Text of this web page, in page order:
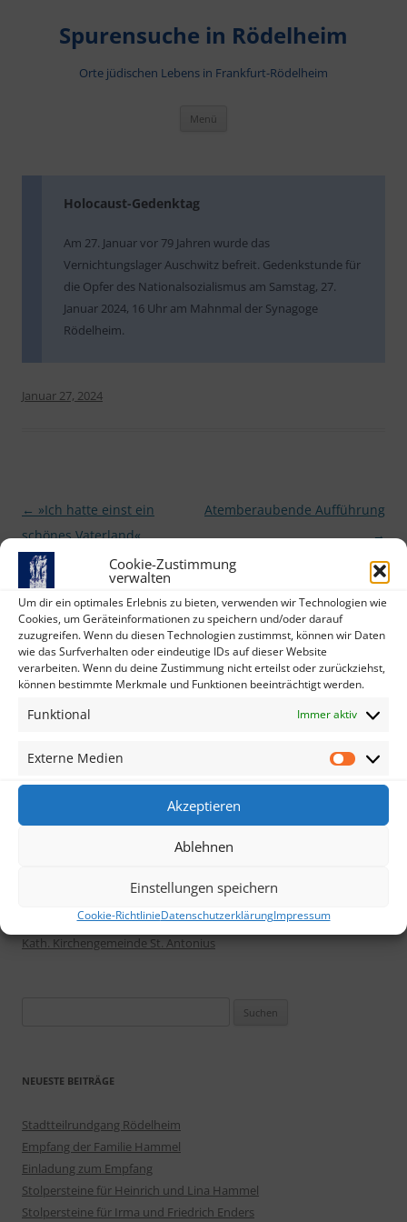
Cookie-Zustimmung
verwalten
Um dir ein optimales Erlebnis zu bieten, verwenden wir Technologien wie
Cookies, um Geräteinformationen zu speichern und/oder darauf
zuzugreifen. Wenn du diesen Technologien zustimmst, können wir Daten
wie das Surfverhalten oder eindeutige IDs auf dieser Website
verarbeiten. Wenn du deine Zustimmung nicht erteilst oder zurückziehst,
können bestimmte Merkmale und Funktionen beeinträchtigt werden.
Funktional Immer aktiv
Externe Medien Externe
Akzeptieren
Ablehnen
Einstellungen speichern
Cookie-RichtlinieDatenschutzerklärungImpressum
springenSpurensuche in Rödelheim
Orte jüdischen Lebens in Frankfurt-Rödelheim
Menü
Holocaust-Gedenktag
Am 27. Januar vor 79 Jahren wurde das
Vernichtungslager Auschwitz befreit. Gedenkstunde für
die Opfer des Nationalsozialismus am Samstag, 27.
Januar 2024, 16 Uhr am Mahnmal der Synagoge
Rödelheim.
Januar 27, 2024
Beitragsnavigation
← »Ich hatte einst ein
schönes Vaterland«
Atemberaubende Aufführung
→
SYNAGOGE RÖDELHEIM
Courage gegen Rassismus
Friedensinitiative in der Cyriakusgemeinde
Stolpersteine
Kath. Kirchengemeinde St. Antonius
NEUESTE BEITRÄGE
Stadtteilrundgang Rödelheim
Empfang der Familie Hammel
Einladung zum Empfang
Stolpersteine für Heinrich und Lina Hammel
Stolpersteine für Irma und Friedrich Enders